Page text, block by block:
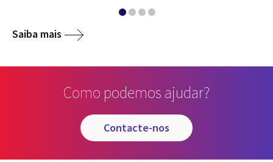
Saiba mais
Como podemos ajudar?
contacte-nos